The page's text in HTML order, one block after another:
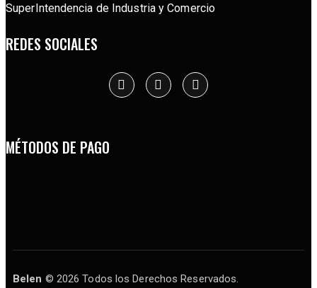
SuperIntendencia de Industria y Comercio
REDES SOCIALES
MÉTODOS DE PAGO
Belen © 2026 Todos los Derechos Reservados.